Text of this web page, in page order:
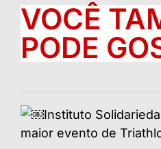
VOCÊ
PODE